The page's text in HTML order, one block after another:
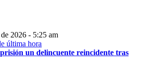
2026 - 5:25 am
un delincuente reincidente tras